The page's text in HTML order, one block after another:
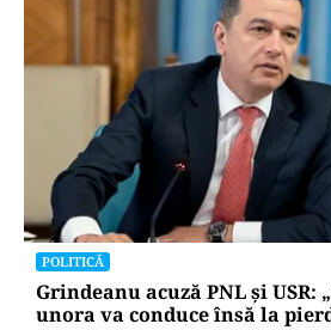
POLITICĂ
Grindeanu acuză PNL și USR:
unora va conduce însă la